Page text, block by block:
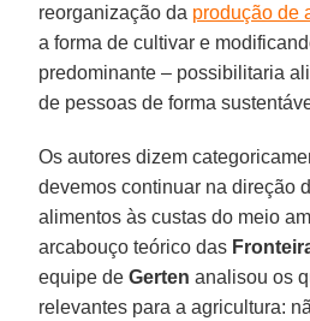
reorganização da produção de
a forma de cultivar e
predominante – possibilitaria
de pessoas de forma
Os autores dizem
devemos continuar na direção
alimentos às custas do meio
arcabouço teórico das
equipe deGerten analisou os
relevantes para a agricultura: